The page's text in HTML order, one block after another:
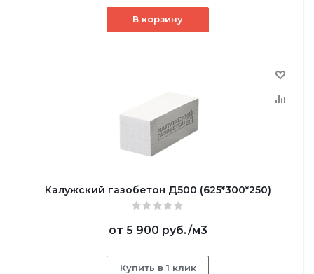
В корзину
Калужский газобетон Д500 (625*300*250)
от 5 900 руб./м3
Купить в 1 клик